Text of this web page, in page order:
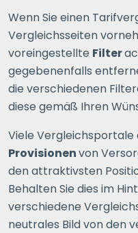
Wenn Sie einen
Vergleichsseiten
voreingestellte Filter
gegebenenfalls
die verschiedenen
diese gemäß Ihren
Viele
Provisionenvon
den attraktivsten
Behalten Sie dies im
verschiedene
neutrales Bild von den